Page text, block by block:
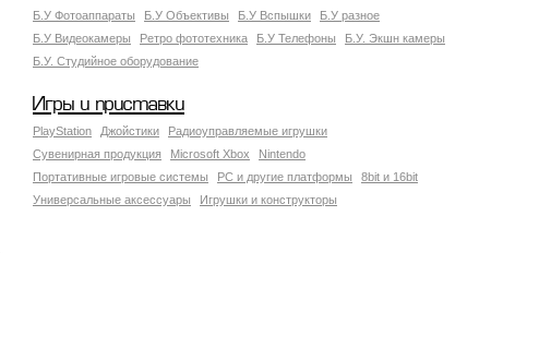
Б.У Фотоаппараты Б.У Объективы Б.У Вспышки
Б.У разное
Б.У Видеокамеры
Ретро фототехника Б.У Телефоны
Б.У. Экшн камеры
Б.У. Студийное оборудование
Игры и приставки
PlayStation Джойстики
Радиоуправляемые игрушки
Сувенирная продукция
Microsoft Xbox
Nintendo
Портативные игровые системы
PC и другие платформы
8bit и 16bit
Универсальные аксессуары
Игрушки и конструкторы